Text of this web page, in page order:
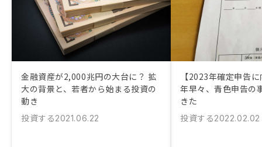
金融資産が2,000兆円の大台に？ 拡
大の背景と、若者から始まる投資の
動き
投資する2021.06.22
【2023年確定申告
年早々、青色申告の
きた
投資する2022.02.02